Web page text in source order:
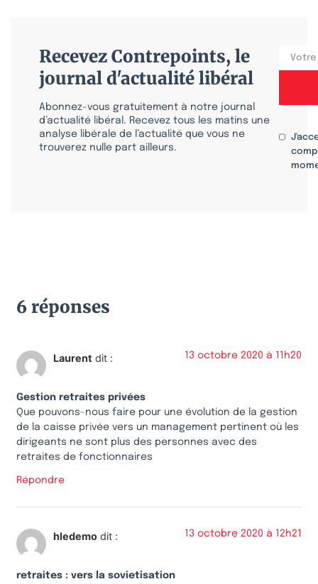
Recevez Contrepoints, le
journal d'actualité libéral
Abonnez-vous gratuitement à notre journal
d’actualité libéral. Recevez tous les matins une
analyse libérale de l’actualité que vous ne
trouverez nulle part ailleurs.
6 réponses
Laurent dit : 13 octobre 2020 à 11h20
Gestion retraites privées
Que pouvons-nous faire pour une évolution de la gestion
de la caisse privée vers un management pertinent où les
dirigeants ne sont plus des personnes avec des
retraites de fonctionnaires
Répondre
hledemo dit : 13 octobre 2020 à 12h21
retraites : vers la sovietisation